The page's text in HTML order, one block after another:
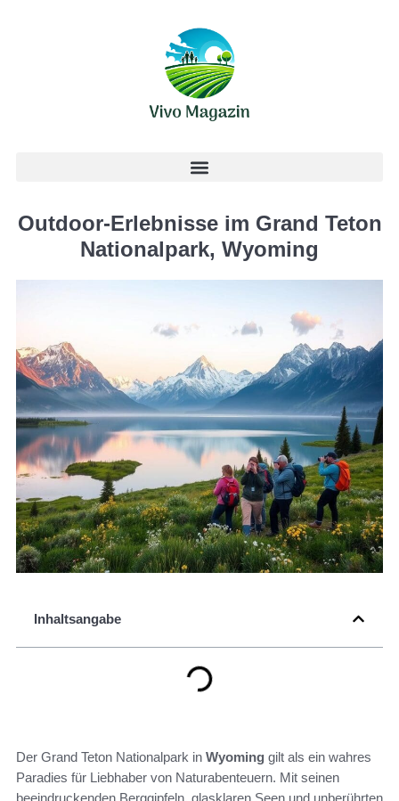
Outdoor-Erlebnisse im Grand Teton
Nationalpark, Wyoming
Inhaltsangabe
Der Grand Teton Nationalpark in Wyoming gilt als ein wahres
Paradies für Liebhaber von Naturabenteuern. Mit seinen